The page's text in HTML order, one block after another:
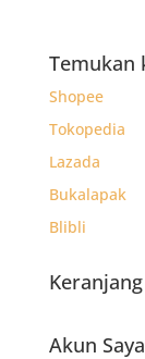
Temukan
Shopee
Tokopedia
Lazada
Bukalapak
Blibli
Akun Saya